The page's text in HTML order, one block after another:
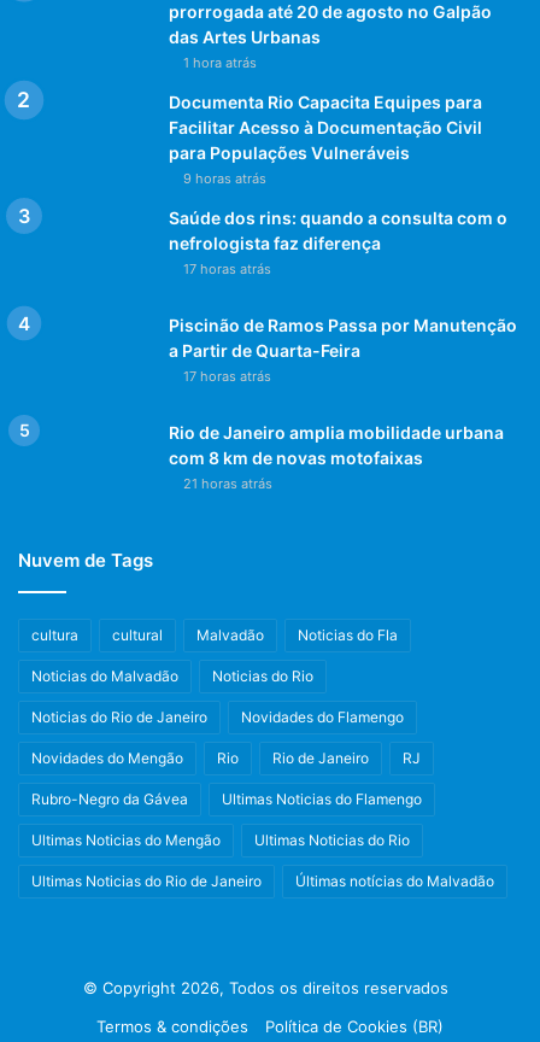
prorrogada até 20 de agosto no Galpão
das Artes Urbanas
1 hora atrás
Documenta Rio Capacita Equipes para
Facilitar Acesso à Documentação Civil
para Populações Vulneráveis
9 horas atrás
Saúde dos rins: quando a consulta com o
nefrologista faz diferença
17 horas atrás
Piscinão de Ramos Passa por Manutenção
a Partir de Quarta-Feira
17 horas atrás
Rio de Janeiro amplia mobilidade urbana
com 8 km de novas motofaixas
21 horas atrás
Nuvem de Tags
cultura cultural Malvadão Noticias do Fla
Noticias do Malvadão Noticias do Rio
Noticias do Rio de Janeiro Novidades do Flamengo
Novidades do Mengão Rio Rio de Janeiro RJ
Rubro-Negro da Gávea Ultimas Noticias do Flamengo
Ultimas Noticias do Mengão Ultimas Noticias do Rio
Ultimas Noticias do Rio de Janeiro Últimas notícias do Malvadão
© Copyright 2026, Todos os direitos reservados
Termos & condições
Política de Cookies (BR)